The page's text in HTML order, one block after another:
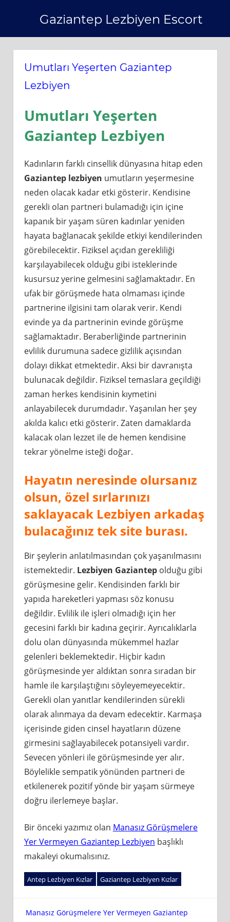
content
Gaziantep Lezbiyen Escort
Umutları Yeşerten Gaziantep
Lezbiyen
Umutları Yeşerten
Gaziantep Lezbiyen
Kadınların farklı cinsellik dünyasına hitap eden
Gaziantep lezbiyen umutların yeşermesine
neden olacak kadar etki gösterir. Kendisine
gerekli olan partneri bulamadığı için içine
kapanık bir yaşam süren kadınlar yeniden
hayata bağlanacak şekilde etkiyi kendilerinden
görebilecektir. Fiziksel açıdan gerekliliği
karşılayabilecek olduğu gibi isteklerinde
kusursuz yerine gelmesini sağlamaktadır. En
ufak bir görüşmede hata olmaması içinde
partnerine ilgisini tam olarak verir. Kendi
evinde ya da partnerinin evinde görüşme
sağlamaktadır. Beraberliğinde partnerinin
evlilik durumuna sadece gizlilik açısından
dolayı dikkat etmektedir. Aksi bir davranışta
bulunacak değildir. Fiziksel temaslara geçildiği
zaman herkes kendisinin kıymetini
anlayabilecek durumdadır. Yaşanılan her şey
akılda kalıcı etki gösterir. Zaten damaklarda
kalacak olan lezzet ile de hemen kendisine
tekrar yönelme isteği doğar.
Hayatın neresinde olursanız
olsun, özel sırlarınızı
saklayacak Lezbiyen arkadaş
bulacağınız tek site burası.
Bir şeylerin anlatılmasından çok yaşanılmasını
istemektedir. Lezbiyen Gaziantep olduğu gibi
görüşmesine gelir. Kendisinden farklı bir
yapıda hareketleri yapması söz konusu
değildir. Evlilik ile işleri olmadığı için her
gecesini farklı bir kadına geçirir. Ayrıcalıklarla
dolu olan dünyasında mükemmel hazlar
gelenleri beklemektedir. Hiçbir kadın
görüşmesinde yer aldıktan sonra sıradan bir
hamle ile karşılaştığını söyleyemeyecektir.
Gerekli olan yanıtlar kendilerinden sürekli
olarak alınmaya da devam edecektir. Karmaşa
içerisinde giden cinsel hayatların düzene
girmesini sağlayabilecek potansiyeli vardır.
Sevecen yönleri ile görüşmesinde yer alır.
Böylelikle sempatik yönünden partneri de
etkilenerek pozitif yönde bir yaşam sürmeye
doğru ilerlemeye başlar.
Bir önceki yazımız olan Manasız Görüşmelere
Yer Vermeyen Gaziantep Lezbiyen başlıklı
makaleyi okumalısınız.
Antep Lezbiyen Kızlar Gaziantep Lezbiyen Kızlar
Yazı
Manasız Görüşmelere Yer Vermeyen Gaziantep